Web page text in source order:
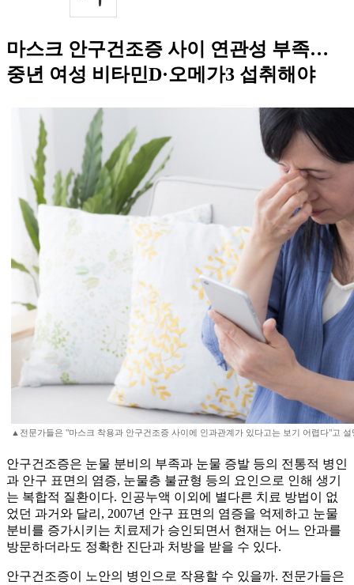
마스크 안구건조증 사이 연관성 부족…
중년 여성 비타민D·오메가3 섭취해야
▲전문가들은 "마스크 착용과 안구건조증 사이에 인과관계가 있다고는 보기 어렵다"고 설
안구건조증은 눈물 분비의 부족과 눈물 증발 등의 전통적 병인
과 안구 표면의 염증, 눈물층 불균형 등의 요인으로 인해 생기
는 복합적 질환이다. 인공누액 이외에 별다른 치료 방법이 없
었던 과거와 달리, 2007년 안구 표면의 염증을 억제하고 눈물
분비를 증가시키는 치료제가 승인되면서 현재는 어느 안과를
방문하더라도 정확한 진단과 처방을 받을 수 있다.
안구건조증이 노안의 병인으로 작용할 수 있을까. 전문가들은